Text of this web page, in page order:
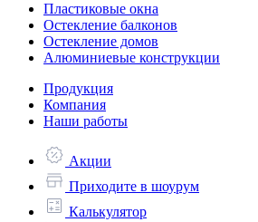
Пластиковые окна
Остекление балконов
Остекление домов
Алюминиевые конструкции
Продукция
Компания
Наши работы
Акции
Приходите в шоурум
Калькулятор